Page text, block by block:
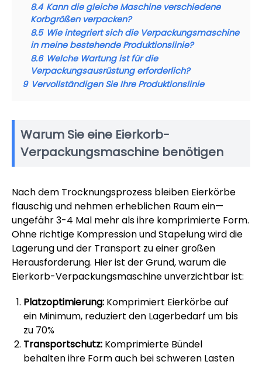
8.4 Kann die gleiche Maschine verschiedene
Korbgrößen verpacken?
8.5 Wie integriert sich die Verpackungsmaschine
in meine bestehende Produktionslinie?
8.6 Welche Wartung ist für die
Verpackungsausrüstung erforderlich?
9 Vervollständigen Sie Ihre Produktionslinie
Warum Sie eine Eierkorb-
Verpackungsmaschine benötigen
Nach dem Trocknungsprozess bleiben Eierkörbe
flauschig und nehmen erheblichen Raum ein—
ungefähr 3-4 Mal mehr als ihre komprimierte Form.
Ohne richtige Kompression und Stapelung wird die
Lagerung und der Transport zu einer großen
Herausforderung. Hier ist der Grund, warum die
Eierkorb-Verpackungsmaschine unverzichtbar ist:
Platzoptimierung: Komprimiert Eierkörbe auf
ein Minimum, reduziert den Lagerbedarf um bis
zu 70%
Transportschutz: Komprimierte Bündel
behalten ihre Form auch bei schweren Lasten